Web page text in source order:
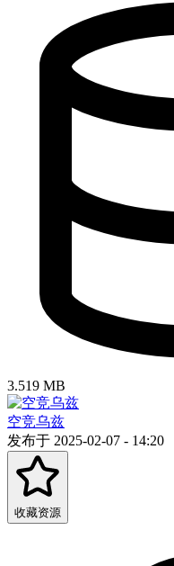
3.519 MB
空竞乌兹
发布于 2025-02-07 - 14:20
收藏资源